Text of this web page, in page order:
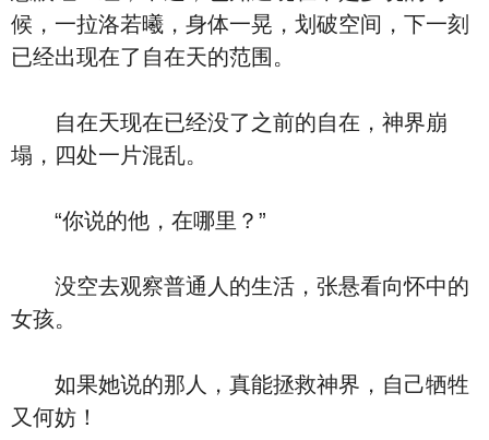
候，一拉洛若曦，身体一晃，划破空间，下一刻
已经出现在了自在天的范围。
自在天现在已经没了之前的自在，神界崩
塌，四处一片混乱。
“你说的他，在哪里？”
没空去观察普通人的生活，张悬看向怀中的
女孩。
如果她说的那人，真能拯救神界，自己牺牲
又何妨！